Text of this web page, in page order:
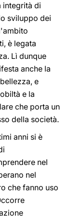
integrità di
sviluppo dei
è legata
Lì dunque
anche la
e
e la
che porta un
della società.
anni si è
nel
nel
che fanno uso